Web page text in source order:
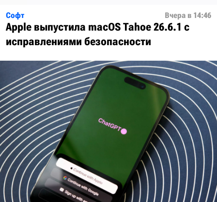
Софт Вчера в 14:46
Apple выпустила macOS Tahoe 26.6.1 с
исправлениями безопасности